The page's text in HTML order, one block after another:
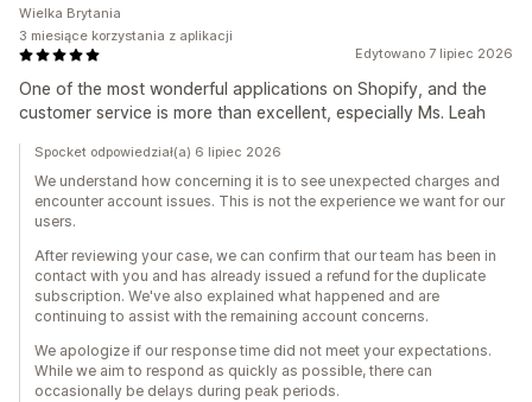
Edytowano 7 lipiec 2026
One of the most wonderful applications on Shopify, and the
customer service is more than excellent, especially Ms. Leah
Wielka Brytania
3 miesiące korzystania z aplikacji
Spocket odpowiedział(a) 6 lipiec 2026
We understand how concerning it is to see unexpected charges and
encounter account issues. This is not the experience we want for our
users.
After reviewing your case, we can confirm that our team has been in
contact with you and has already issued a refund for the duplicate
subscription. We've also explained what happened and are
continuing to assist with the remaining account concerns.
We apologize if our response time did not meet your expectations.
While we aim to respond as quickly as possible, there can
occasionally be delays during peak periods.